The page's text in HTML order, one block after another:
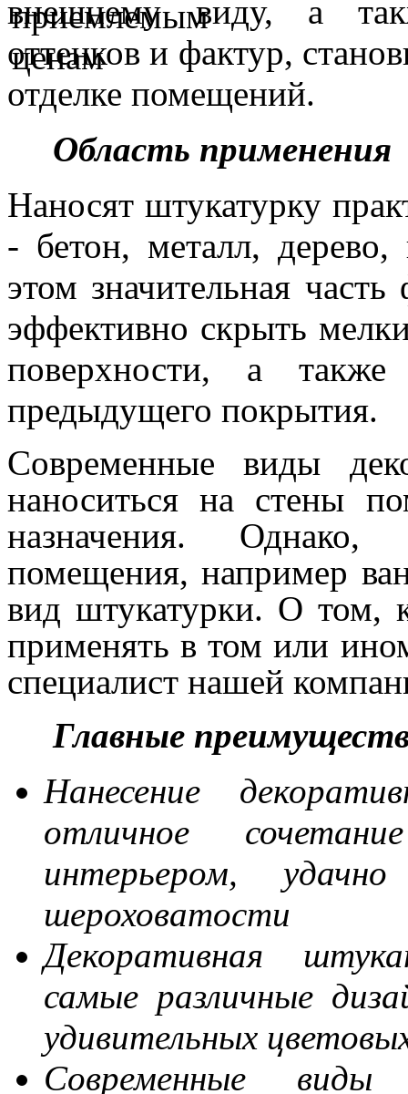
внешнему виду, а
оттенков и фактур,
отделке помещений.
Область применения
Наносят штукатурку
- бетон, металл,
этом значительная
эффективно скрыть
поверхности, а
предыдущего покрытия.
Современные виды
наноситься на стены
назначения. Однако,
помещения, например
вид штукатурки. О том,
применять в том или
специалист нашей
Главные
Нанесение
отличное
интерьером,
шероховатости
Декоративная
самые различные
удивительных
Современные виды